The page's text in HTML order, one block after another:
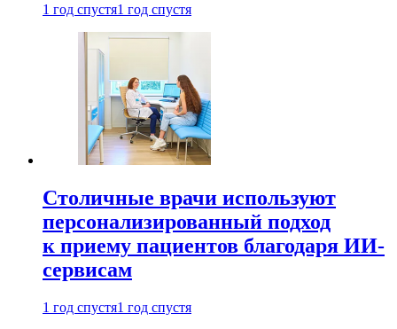
1 год спустя1 год спустя
Столичные врачи используют
персонализированный подход
к приему пациентов благодаря ИИ-
сервисам
1 год спустя1 год спустя